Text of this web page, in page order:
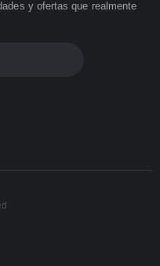
y ofertas que realmente